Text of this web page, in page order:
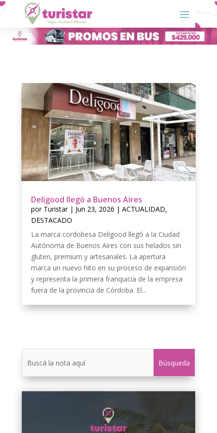
Deligood llegó a Buenos Aires
por Turistar| Jun 23, 2026 | ACTUALIDAD,
DESTACADO
La marca cordobesa Deligood llegó a la Ciudad
Autónoma de Buenos Aires con sus helados sin
gluten, premium y artesanales. La apertura
marca un nuevo hito en su proceso de expansión
y representa la primera franquicia de la empresa
fuera de la provincia de Córdoba. El...